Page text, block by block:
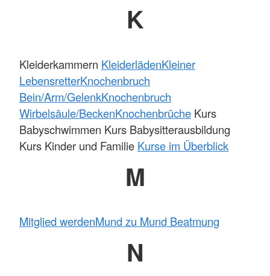
K
Kleiderkammern KleiderlädenKleiner
LebensretterKnochenbruch
Bein/Arm/GelenkKnochenbruch
Wirbelsäule/BeckenKnochenbrüche Kurs
Babyschwimmen Kurs Babysitterausbildung
Kurs Kinder und Familie Kurse im Überblick
M
Mitglied werdenMund zu Mund Beatmung
N